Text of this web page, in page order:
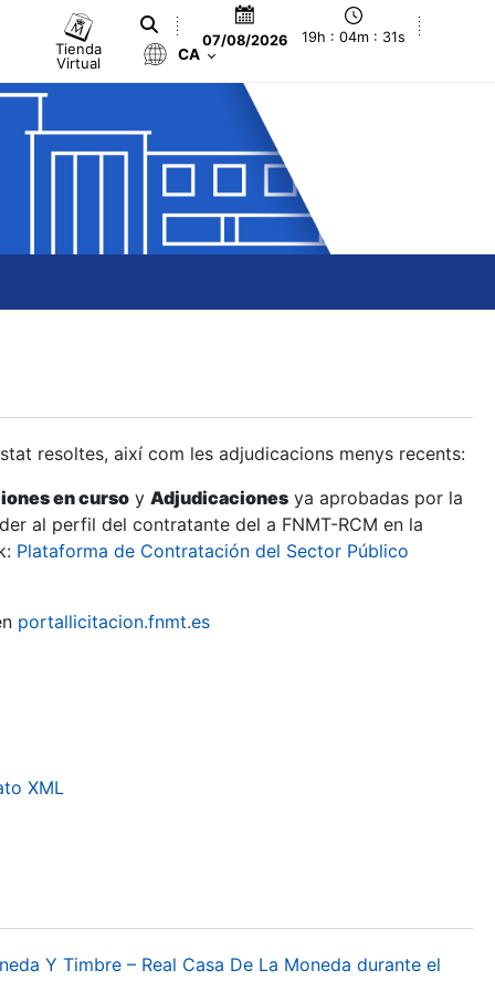
Tienda
Virtual
07/08/2026 19h : 04m : 32s
CA
resoltes, així com les adjudicacions menys recents:
en curso y Adjudicaciones ya aprobadas por la
al perfil del contratante del a FNMT-RCM en la
Plataforma de Contratación del Sector Público
portallicitacion.fnmt.es
XML
Y Timbre – Real Casa De La Moneda durante el